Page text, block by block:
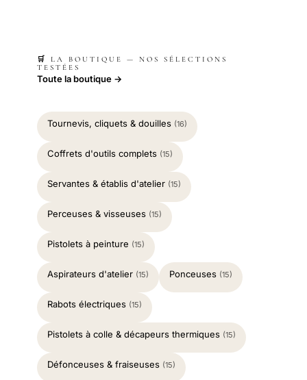
🛒 LA BOUTIQUE — NOS SÉLECTIONS
TESTÉES
Toute la boutique →
Tournevis, cliquets & douilles (16)
Coffrets d'outils complets (15)
Servantes & établis d'atelier (15)
Perceuses & visseuses (15)
Pistolets à peinture (15)
Aspirateurs d'atelier (15) Ponceuses (15)
Rabots électriques (15)
Pistolets à colle & décapeurs thermiques (15)
Défonceuses & fraiseuses (15)